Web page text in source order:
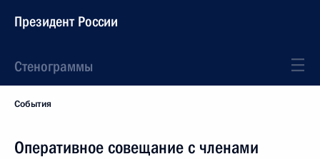
Президент России
Стенограммы
События
Оперативное совещание с членами